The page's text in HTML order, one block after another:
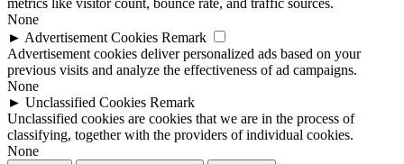
metrics like visitor count, bounce rate, and traffic sources.
None
► Advertisement Cookies Remark
Advertisement cookies deliver personalized ads based on your
previous visits and analyze the effectiveness of ad campaigns.
None
► Unclassified Cookies Remark
Unclassified cookies are cookies that we are in the process of
classifying, together with the providers of individual cookies.
None